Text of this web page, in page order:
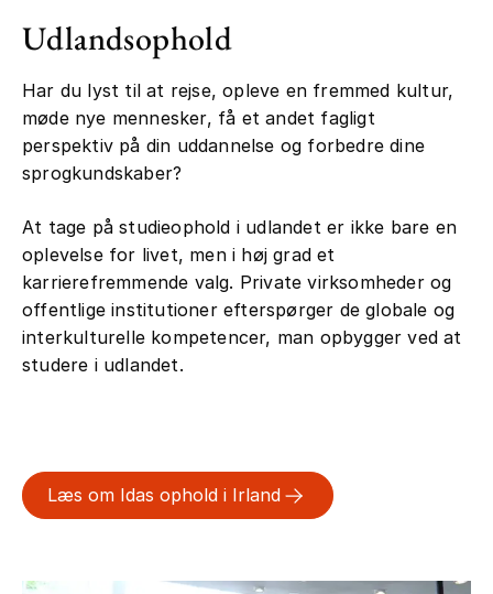
Udlandsophold
Har du lyst til at rejse, opleve en fremmed kultur,
møde nye mennesker, få et andet fagligt
perspektiv på din uddannelse og forbedre dine
sprogkundskaber?
At tage på studieophold i udlandet er ikke bare en
oplevelse for livet, men i høj grad et
karrierefremmende valg. Private virksomheder og
offentlige institutioner efterspørger de globale og
interkulturelle kompetencer, man opbygger ved at
studere i udlandet.
Læs om Idas ophold i Irland